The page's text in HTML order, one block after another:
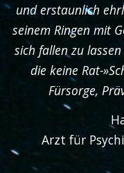
und erstaunlich
seinem Ringen mit
sich fallen zu
die keine Rat-
Fürsorge,
Arzt für